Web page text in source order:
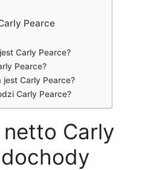
Pearce
Carly Pearce?
Pearce?
Carly Pearce?
Carly Pearce?
Carly